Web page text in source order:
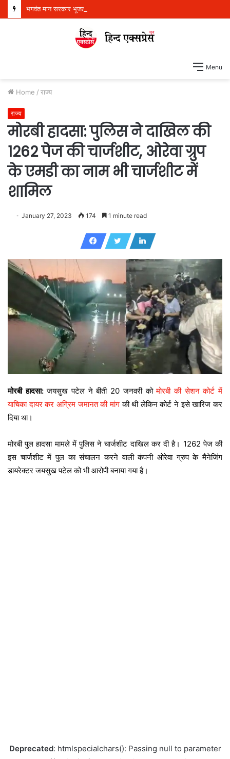
Menu
Home / राज्य
राज्य
मोरबी हादसा: पुलिस ने दाखिल की
1262 पेज की चार्जशीट, ओरेवा ग्रुप
के एमडी का नाम भी चार्जशीट में
शामिल
January 27, 2023 174 1 minute read
मोरबी हादसा:जयसुख पटेल ने बीती 20 जनवरी कोमोरबी की सेशन कोर्ट में
याचिका दायर कर अग्रिम जमानत की मांगकी थी लेकिन कोर्ट ने इसे खारिज कर
दिया था।
मोरबी पुल हादसा मामले में पुलिस ने चार्जशीट दाखिल कर दी है। 1262 पेज की
इस चार्जशीट में पुल का संचालन करने वाली कंपनी ओरेवा ग्रुप के मैनेजिंग
डायरेक्टर जयसुख पटेल को भी आरोपी बनाया गया है।
Deprecated: htmlspecialchars(): Passing null to parameter